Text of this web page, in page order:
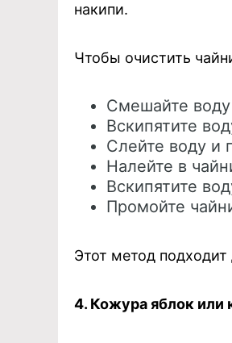
накипи.
Чтобы очистить
Смешайте воду
Вскипятите
Слейте воду и
Налейте в
Вскипятите
Промойте
Этот метод
4. Кожура яблок или